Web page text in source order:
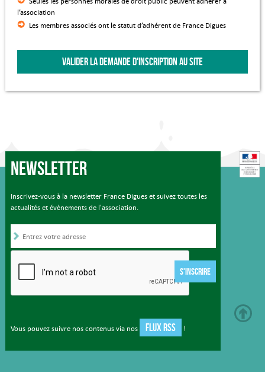
l’association
Les membres associés ont le statut d’adhérent de France Digues
VALIDER LA DEMANDE D'INSCRIPTION AU SITE
Newsletter
Inscrivez-vous à la newsletter France Digues et suivez toutes les
actualités et évènements de l'association.
S'INSCRIRE
Vous pouvez suivre nos contenus via nos FLUX RSS !